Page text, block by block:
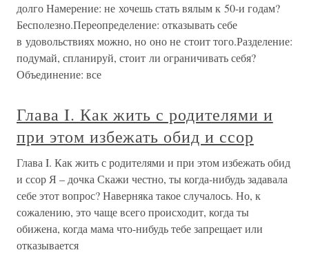
долго Намерение: не хочешь стать вялым к 50-и годам?
Бесполезно.Переопределение: отказывать себе
в удовольствиях можно, но оно не стоит того.Разделение:
подумай, спланируй, стоит ли ограничивать себя?
Объединение: все
Глава I. Как жить с родителями и
при этом избежать обид и ссор
Глава I. Как жить с родителями и при этом избежать обид
и ссор Я – дочка Скажи честно, ты когда-нибудь задавала
себе этот вопрос? Наверняка такое случалось. Но, к
сожалению, это чаще всего происходит, когда ты
обижена, когда мама что-нибудь тебе запрещает или
отказывается